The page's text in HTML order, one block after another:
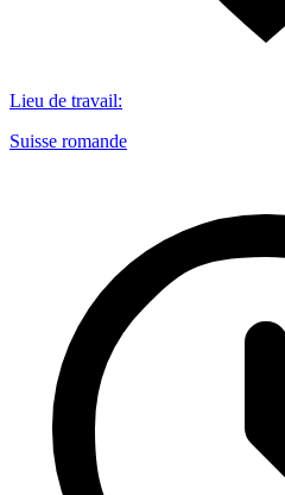
Lieu de travail:
Suisse romande